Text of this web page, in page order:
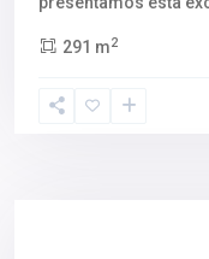
291 m2